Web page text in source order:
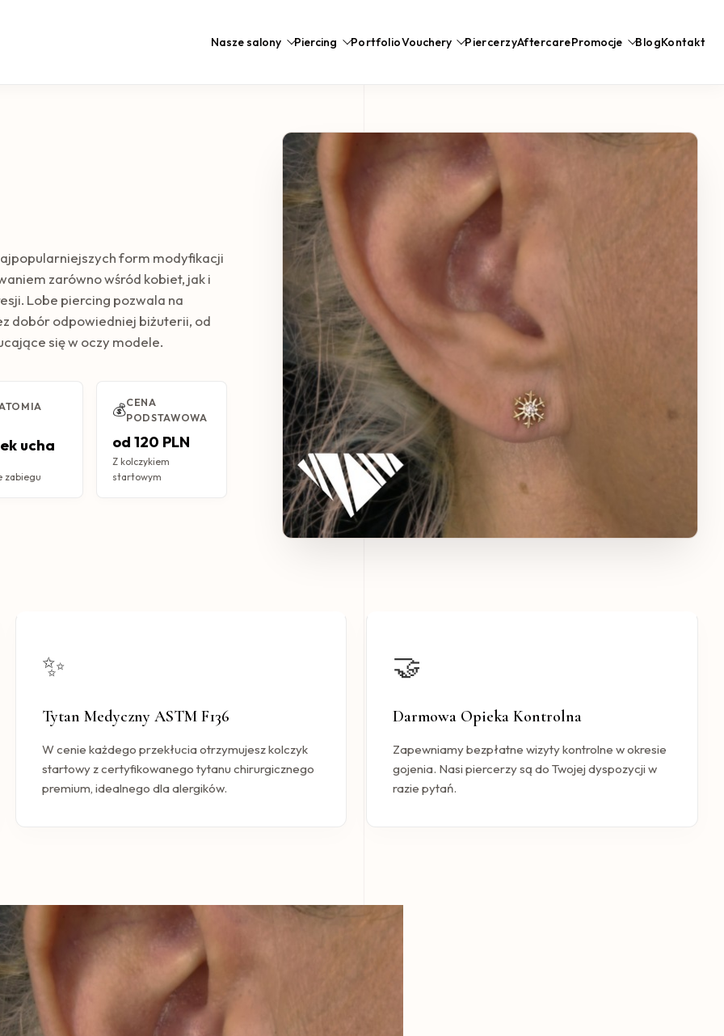
Nasze salony Piercing PortfolioVouchery PiercerzyAftercarePromocje BlogKontakt
form modyfikacji
zarówno wśród kobiet, jak i
Lobe piercing pozwala na
dobór odpowiedniej biżuterii, od
się w oczy modele.
ucha
zabiegu
💰CENA
PODSTAWOWA
od 120 PLN
Z kolczykiem
startowym
✨
Tytan Medyczny ASTM F136
W cenie każdego przekłucia otrzymujesz kolczyk
startowy z certyfikowanego tytanu chirurgicznego
premium, idealnego dla alergików.
🤝
Darmowa Opieka Kontrolna
Zapewniamy bezpłatne wizyty kontrolne w okresie
gojenia. Nasi piercerzy są do Twojej dyspozycji w
razie pytań.